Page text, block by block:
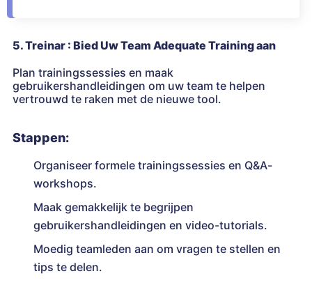
5. Treinar : Bied Uw Team Adequate Training aan
Plan trainingssessies en maak
gebruikershandleidingen om uw team te helpen
vertrouwd te raken met de nieuwe tool.
Stappen:
Organiseer formele trainingssessies en Q&A-
workshops.
Maak gemakkelijk te begrijpen
gebruikershandleidingen en video-tutorials.
Moedig teamleden aan om vragen te stellen en
tips te delen.